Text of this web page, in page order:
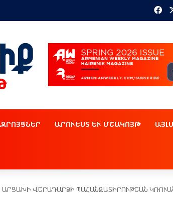
ԱՐՈՒԵՍՏ ԵՒ ՄՇԱԿՈՅԹ
ԱՐՑԱԽԻ ՎԵՐԱԴԱՐՁԻ ՊԱՀԱՆՋԱՏԻՐՈՒԹԵԱՆ